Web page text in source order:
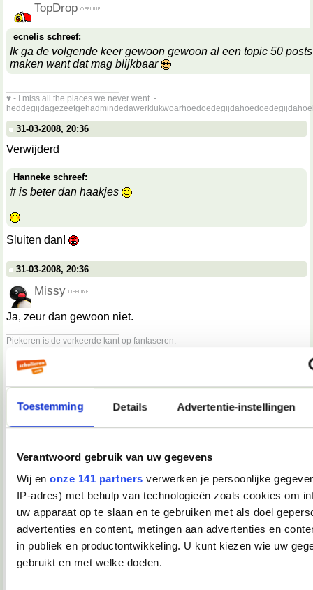
Toestemming Details Advertentie-instellingen
Verantwoord gebruik van uw gegevens
Wij en onze 141 partners verwerken je persoonlijke
IP-adres) met behulp van technologieën zoals cookies om
uw apparaat op te slaan en te gebruiken met als doel
advertenties en content, metingen aan advertenties en
in publiek en productontwikkeling. U kunt kiezen wie uw
gebruikt en met welke doelen.
TopDrop
ecnelis schreef:
Ik ga de volgende keer gewoon gewoon al een topic 50
maken want dat mag blijkbaar
♥ - I miss all the places we never went. -
31-03-2008, 20:36
Verwijderd
Hanneke schreef:
# is beter dan haakjes
Sluiten dan!
31-03-2008, 20:36
Missy
Ja, zeur dan gewoon niet.
Piekeren is de verkeerde kant op fantaseren.
31-03-2008, 20:36
TopDrop
MadameMinke schreef:
Wat een gruwelijke fbfail!
Dit slaat gewoon echt helemaal nergens op, sorry hoor.
Wat ik dus net nog typte in het DAARVOOR BESTEMDE
Ik was de eerste die er één opende nadat het vorige topic
was dus geheeeeeeel volgens de regels!
__________________
♥ - I miss all the places we never went. -